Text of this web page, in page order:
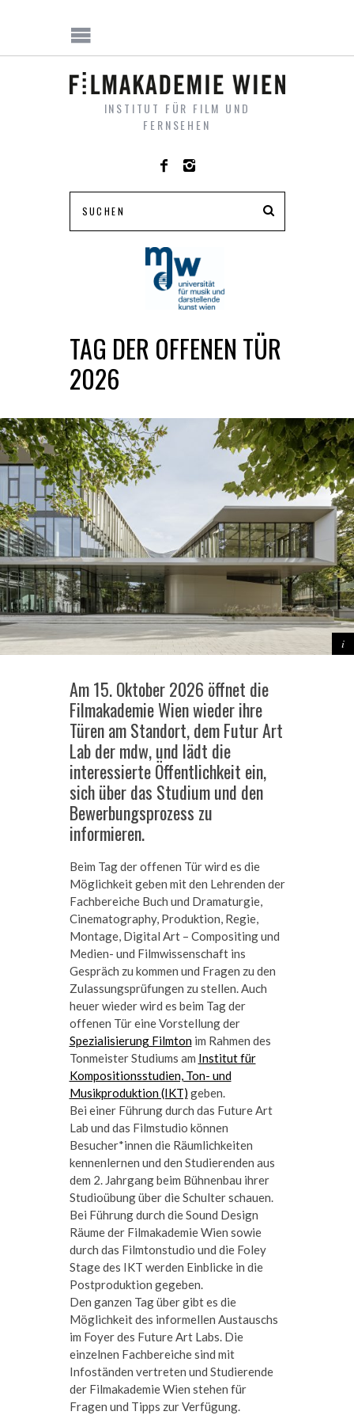
INSTITUT FÜR FILM UND
FERNSEHEN
TAG DER OFFENEN TÜR
2026
Am 15. Oktober 2026 öffnet die
Filmakademie Wien wieder ihre
Türen am Standort, dem Futur Art
Lab der mdw, und lädt die
interessierte Öffentlichkeit ein,
sich über das Studium und den
Bewerbungsprozess zu
informieren.
Beim Tag der offenen Tür wird es die
Möglichkeit geben mit den Lehrenden der
Fachbereiche Buch und Dramaturgie,
Cinematography, Produktion, Regie,
Montage, Digital Art – Compositing und
Medien- und Filmwissenschaft ins
Gespräch zu kommen und Fragen zu den
Zulassungsprüfungen zu stellen. Auch
heuer wieder wird es beim Tag der
offenen Tür eine Vorstellung der
Spezialisierung Filmtonim Rahmen des
Tonmeister Studiums am Institut für
Kompositionsstudien, Ton- und
Musikproduktion (IKT) geben.
Bei einer Führung durch das Future Art
Lab und das Filmstudio können
Besucher*innen die Räumlichkeiten
kennenlernen und den Studierenden aus
dem 2. Jahrgang beim Bühnenbau ihrer
Studioübung über die Schulter schauen.
Bei Führung durch die Sound Design
Räume der Filmakademie Wien sowie
durch das Filmtonstudio und die Foley
Stage des IKT werden Einblicke in die
Postproduktion gegeben.
Den ganzen Tag über gibt es die
Möglichkeit des informellen Austauschs
im Foyer des Future Art Labs. Die
einzelnen Fachbereiche sind mit
Infoständen vertreten und Studierende
der Filmakademie Wien stehen für
Fragen und Tipps zur Verfügung.